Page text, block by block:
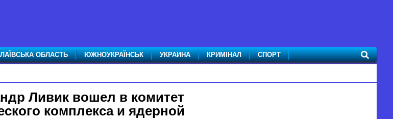
ОБЛАСТЬ ЮЖНОУКРАЇНСЬК УКРАИНА КРИМІНАЛ СПОРТ
Ливик вошел в комитет
комплекса и ядерной